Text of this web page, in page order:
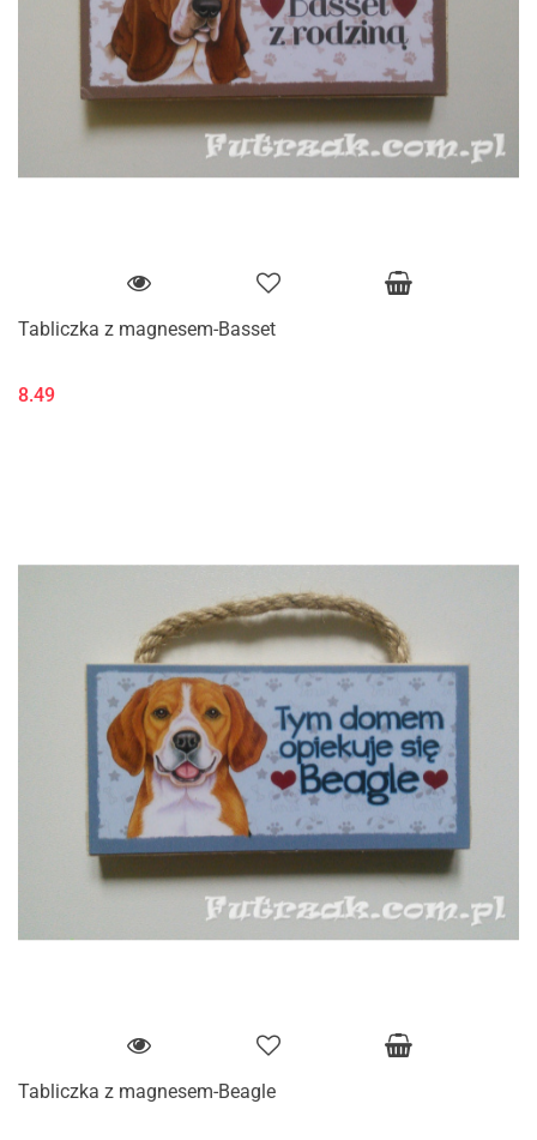
Tabliczka z magnesem-Basset
8.49
Tabliczka z magnesem-Beagle